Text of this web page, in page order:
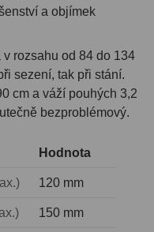
a objímek
rozsahu od 84 do 134
sezení, tak při stání.
cm a váží pouhých 3,2
bezproblémový.
Hodnota
120 mm
150 mm